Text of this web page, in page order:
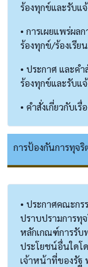
ร้องทุกข์และรับแ
• การเผยแพร่ผล
ร้องทุกข์/ร้องเรียน
• ประกาศ และคำ
ร้องทุกข์และรับแ
• คำสั่งเกี่ยวกับเรื่
การป้องกันการทุจริ
• ประกาศคณะกร
ปราบปรามการทุ
หลักเกณฑ์การรับ
ประโยชน์อื่นใดโ
เจ้าหน้าที่ของรัฐ